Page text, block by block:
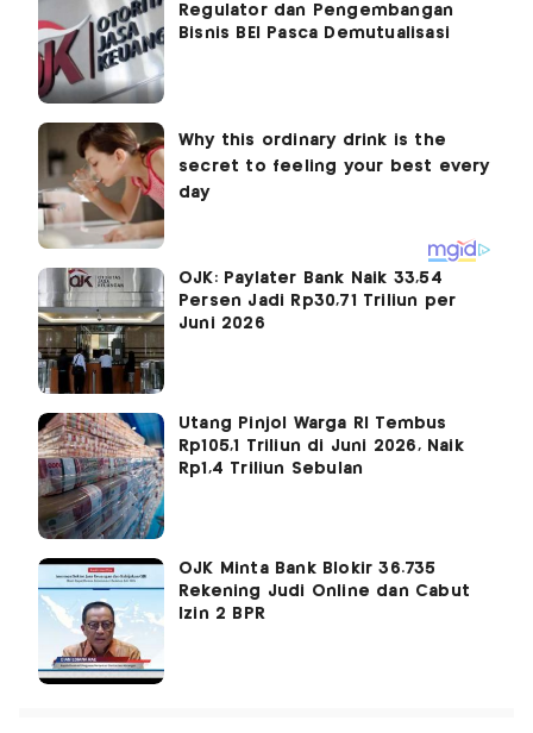
Regulator dan Pengembangan
Bisnis BEI Pasca Demutualisasi
OJK: Paylater Bank Naik 33,54
Persen Jadi Rp30,71 Triliun per
Juni 2026
Utang Pinjol Warga RI Tembus
Rp105,1 Triliun di Juni 2026, Naik
Rp1,4 Triliun Sebulan
OJK Minta Bank Blokir 36.735
Rekening Judi Online dan Cabut
Izin 2 BPR